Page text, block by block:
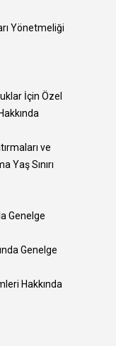
Yönetmeliği
İçin Özel
ve
Yaş Sınırı
Genelge
Genelge
Hakkında